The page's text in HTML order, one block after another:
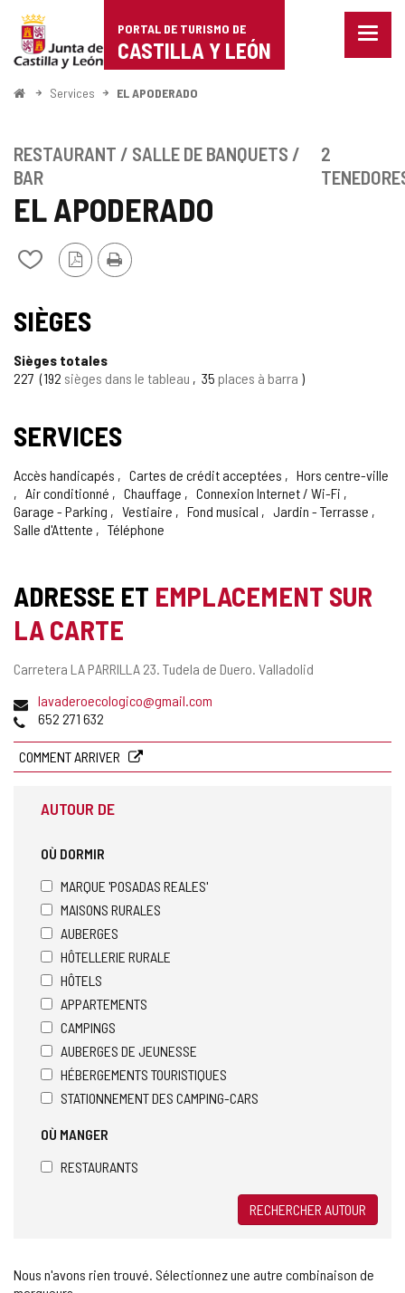
Portal
de
Turismo
Castilla
León
PORTAL DE TURISMO DE
CASTILLA Y LEÓN
Menu
<
Services EL APODERADO
EL APODERADO
Ajouter/retirer
de
cahiers
Version
PDF
Imprimer
RESTAURANT / SALLE DE BANQUETS /
BAR
2
SIÈGES
Sièges totales
227
192 sièges dans le tableau 35 places à barra
SERVICES
Accès handicapés Cartes de crédit acceptées
Hors centre-ville
Air conditionné
Chauffage
Connexion Internet / Wi-Fi
Garage - Parking
Vestiaire Fond musical
Jardin - Terrasse
Salle d'Attente
Téléphone
ADRESSE ET EMPLACEMENT SUR
LA CARTE
Adresse
Carretera LA PARRILLA 23. Tudela de Duero. Valladolid
Adresse
de
électronique
lavaderoecologico@gmail.com
Téléphones
652 271 632
COMMENT ARRIVER
AUTOUR DE
OÙ DORMIR
MARQUE 'POSADAS REALES'
MAISONS RURALES
AUBERGES
HÔTELLERIE RURALE
HÔTELS
APPARTEMENTS
CAMPINGS
AUBERGES DE JEUNESSE
HÉBERGEMENTS TOURISTIQUES
STATIONNEMENT DES CAMPING-CARS
OÙ MANGER
RESTAURANTS
RECHERCHER AUTOUR
Nous n'avons rien trouvé. Sélectionnez une autre combinaison de